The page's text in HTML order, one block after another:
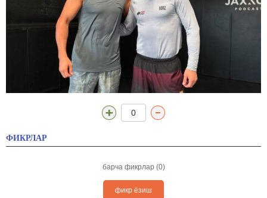
0
ФИКРЛАР
барча фикрлар (0)
фикр ёзиш